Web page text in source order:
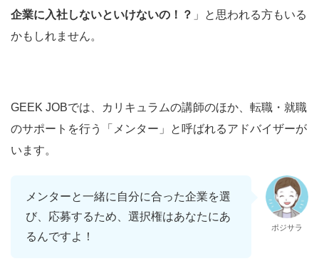
企業に入社しないといけないの！？ 」と思われる方もいる
かもしれません。
GEEK JOBでは、カリキュラムの講師のほか、転職・就職
のサポートを行う「メンター」と呼ばれるアドバイザーが
います。
メンターと一緒に自分に合った企業を選
び、応募するため、選択権はあなたにあ
るんですよ！
ポジサラ